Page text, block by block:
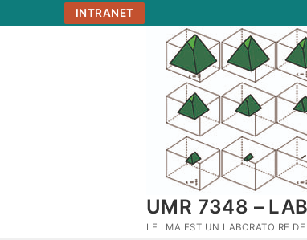
au
INTRANET
UMR 7348 –
LE LMA EST UN LABORATOIRE